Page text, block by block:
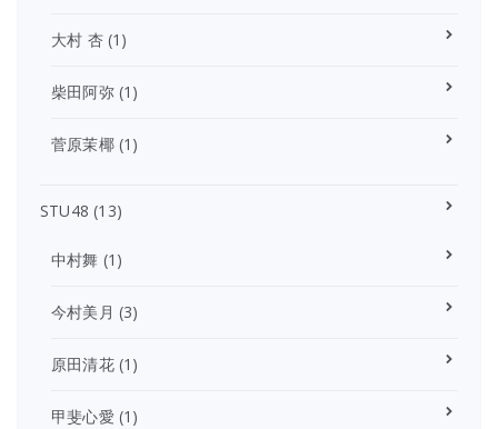
大村 杏(1)
柴田阿弥(1)
菅原茉椰(1)
STU48 (13)
中村舞 (1)
今村美月 (3)
原田清花(1)
甲斐心愛 (1)